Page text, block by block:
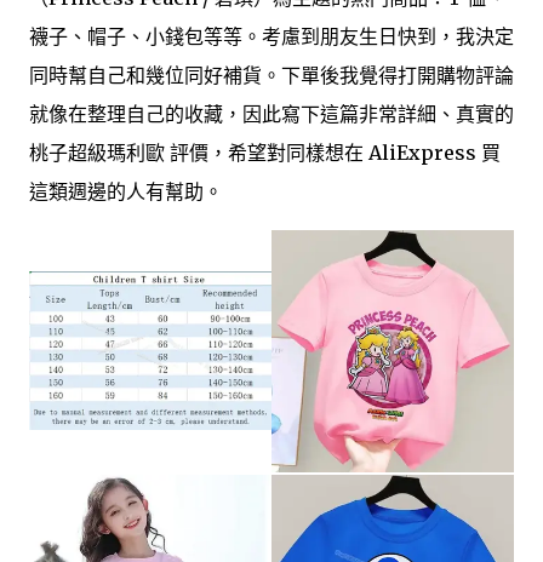
襪子、帽子、小錢包等等。考慮到朋友生日快到，我決定
同時幫自己和幾位同好補貨。下單後我覺得打開購物評論
就像在整理自己的收藏，因此寫下這篇非常詳細、真實的
桃子超級瑪利歐 評價，希望對同樣想在 AliExpress 買
這類週邊的人有幫助。